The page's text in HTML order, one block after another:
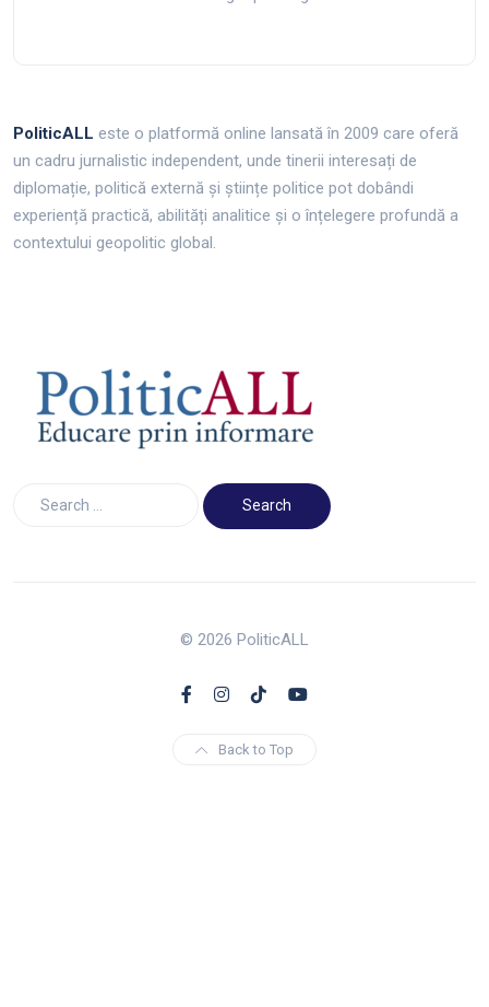
PoliticALL este o platformă online lansată în 2009 care oferă
un cadru jurnalistic independent, unde tinerii interesați de
diplomație, politică externă și științe politice pot dobândi
experiență practică, abilități analitice și o înțelegere profundă a
contextului geopolitic global.
© 2026 PoliticALL
Back to Top